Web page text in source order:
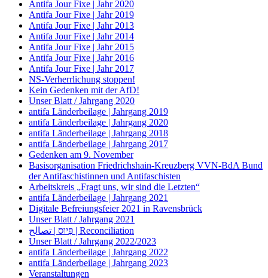
Antifa Jour Fixe | Jahr 2020
Antifa Jour Fixe | Jahr 2019
Antifa Jour Fixe | Jahr 2013
Antifa Jour Fixe | Jahr 2014
Antifa Jour Fixe | Jahr 2015
Antifa Jour Fixe | Jahr 2016
Antifa Jour Fixe | Jahr 2017
NS-Verherrlichung stoppen!
Kein Gedenken mit der AfD!
Unser Blatt / Jahrgang 2020
antifa Länderbeilage | Jahrgang 2019
antifa Länderbeilage | Jahrgang 2020
antifa Länderbeilage | Jahrgang 2018
antifa Länderbeilage | Jahrgang 2017
Gedenken am 9. November
Basisorganisation Friedrichshain-Kreuzberg VVN-BdA Bund
der Antifaschistinnen und Antifaschisten
Arbeitskreis „Fragt uns, wir sind die Letzten“
antifa Länderbeilage | Jahrgang 2021
Digitale Befreiungsfeier 2021 in Ravensbrück
Unser Blatt / Jahrgang 2021
פִּיוּס | تصالح | Reconciliation
Unser Blatt / Jahrgang 2022/2023
antifa Länderbeilage | Jahrgang 2022
antifa Länderbeilage | Jahrgang 2023
Veranstaltungen